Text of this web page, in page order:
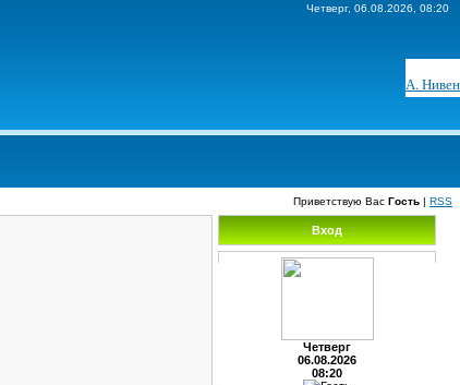
Четверг, 06.08.2026, 08:20
А. Нивен
Приветствую Вас Гость | RSS
Вход
Четверг
06.08.2026
08:20